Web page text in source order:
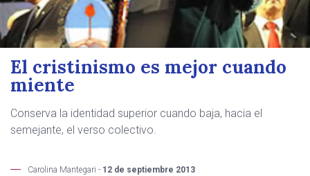
El cristinismo es mejor cuando
miente
Conserva la identidad superior cuando baja, hacia el
semejante, el verso colectivo.
Carolina Mantegari - 12 de septiembre 2013